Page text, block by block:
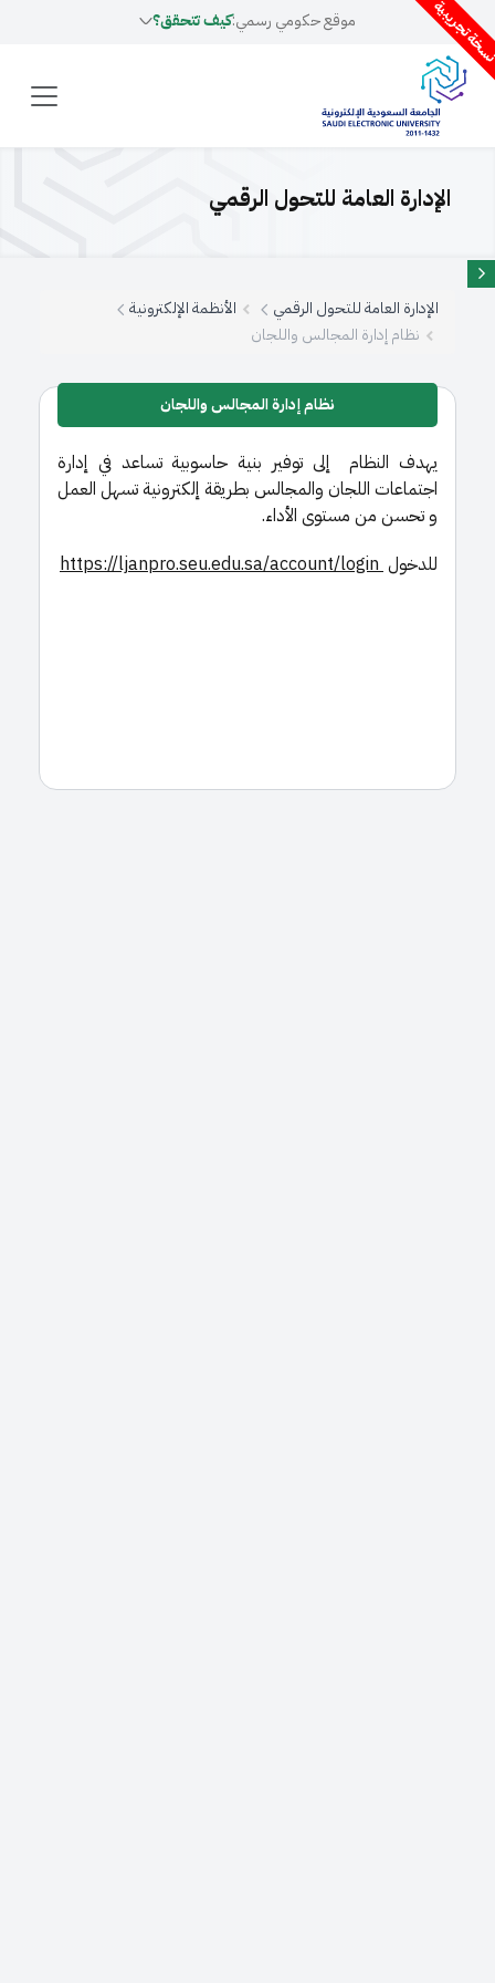
تجريبية موقع حكومي رسمي:كيف تتحقق؟
الإدارة العامة للتحول الرقمي
الإدارة العامة للتحول الرقمي
الأنظمة الإلكترونية
نظام إدارة المجالس واللجان
نظام إدارة المجالس واللجان
يهدف النظام إلى توفير بنية حاسوبية تساعد في إدارة
اجتماعات اللجان والمجالس بطريقة إلكترونية تسهل العمل
و تحسن من مستوى الأداء​​.
للدخولhttps://ljanpro.seu.edu.sa/account/login